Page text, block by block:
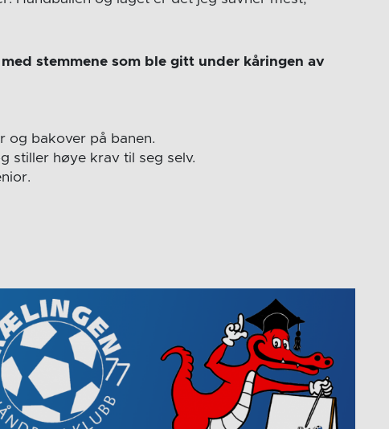
stemmene som ble gitt under kåringen av
og bakover på banen.
stiller høye krav til seg selv.